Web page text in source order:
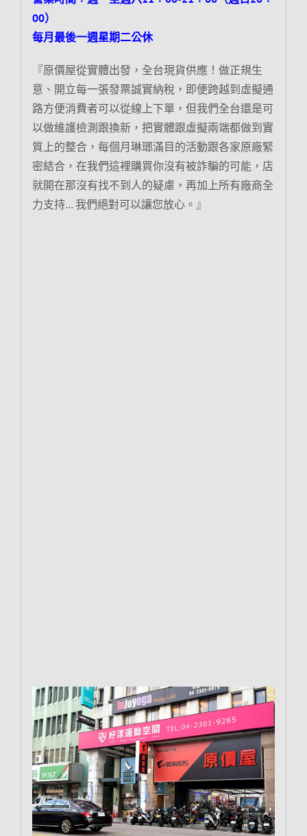
00）
每月最後一週星期二公休
『原價屋從實體出發，全台現貨供應！做正規生
意、開立每一張發票誠實納稅，即便跨越到虛擬通
路方便消費者可以從線上下單，但我們全台還是可
以做維護檢測跟換新，把實體跟虛擬兩端都做到實
質上的整合，每個月琳瑯滿目的活動跟各家原廠緊
密結合，在我們這裡購買你沒有被詐騙的可能，店
就開在那沒有找不到人的疑慮，再加上所有廠商全
力支持… 我們絕對可以讓您放心。』